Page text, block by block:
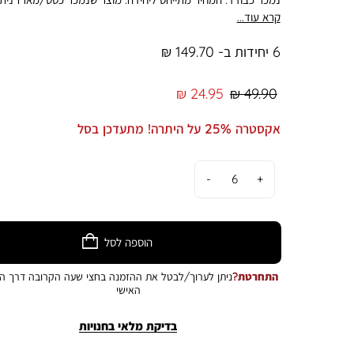
להחלפה באופן מלא ושלם - על כל פריטיו.
קרא עוד...
6 יחידות ב- 149.70 ₪
מחיר
24.95 ₪
מחיר
49.90 ₪
אקסטרה 25% על היתרה! מתעדכן בסל
הוספה לסל
התחרטת?ניתן לערוך/לבטל את ההזמנה בחצי שעה הקרובה דרך
האישי
בדיקת מלאי בחנויות